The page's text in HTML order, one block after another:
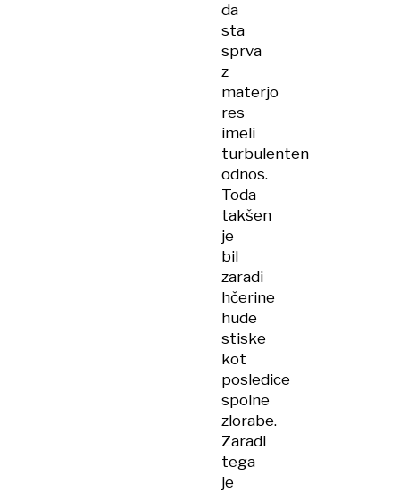
da
sta
sprva
z
materjo
res
imeli
turbulenten
odnos.
Toda
takšen
je
bil
zaradi
hčerine
hude
stiske
kot
posledice
spolne
zlorabe.
Zaradi
tega
je